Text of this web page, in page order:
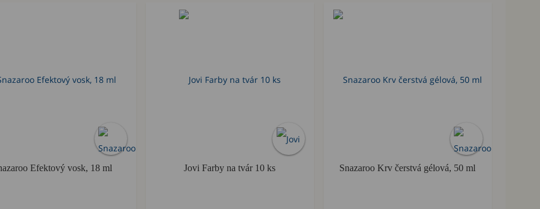
Efektový vosk, 18 ml Jovi Farby na tvár 10 ks Snazaroo Krv čerstvá gélová, 50 ml